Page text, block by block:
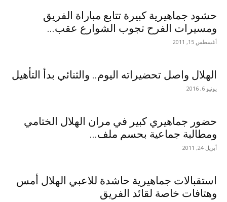
حشود جماهيرية كبيرة تتابع مباراة الفريق
ومسيرات الفرح تجوب الشوارع عقب...
أغسطس 15, 2011
الهلال واصل تحضيراته اليوم.. والثنائي بدأ التأهيل
يونيو 6, 2016
حضور جماهيري كبير في مران الهلال الختامي
ومطالبة جماعية بحسم ملف...
أبريل 24, 2011
استقبالات جماهيرية حاشدة للاعبي الهلال أمس
وهتافات خاصة لقائد الفريق